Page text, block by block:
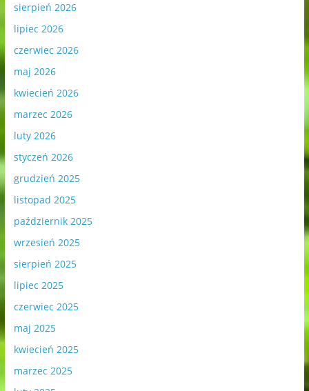
sierpień 2026
lipiec 2026
czerwiec 2026
maj 2026
kwiecień 2026
marzec 2026
luty 2026
styczeń 2026
grudzień 2025
listopad 2025
październik 2025
wrzesień 2025
sierpień 2025
lipiec 2025
czerwiec 2025
maj 2025
kwiecień 2025
marzec 2025